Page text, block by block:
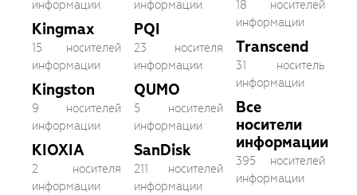
информации
Kingmax
15 носителей
информации
Kingston
9 носителей
информации
KIOXIA
2 носителя
информации
информации
PQI
23 носителя
информации
QUMO
5 носителей
информации
SanDisk
211 носителей
информации
18 носителей
информации
Transcend
31 носитель
информации
Все
носители
информации
395 носителей
информации